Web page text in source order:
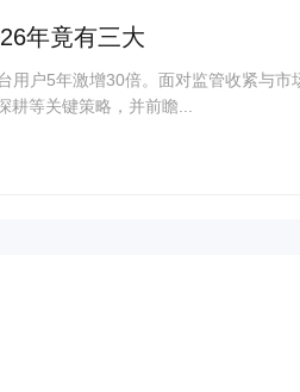
年竟有三大
用户5年激增30倍。面对监管收紧与市
等关键策略，并前瞻...